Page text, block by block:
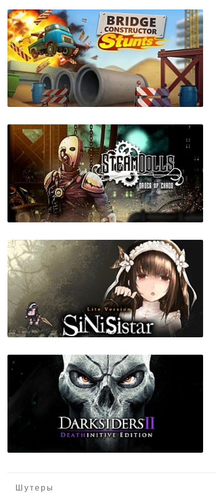
Time Warpers
Bridge Constructor Stunts
SteamDolls - Order Of Chaos
SiNiSistar Lite Version
Шутеры